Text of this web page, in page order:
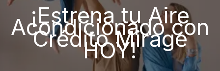
¡Estrena tu Aire
Acondicionado con
Crédito Mirage
HOY!